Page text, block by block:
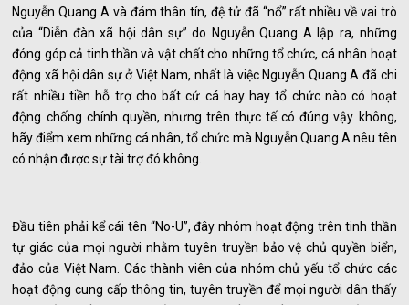
Nguyễn Quang A và đám thân tín, đệ tử đã “nổ” rất nhiều về vai trò
của “Diễn đàn xã hội dân sự” do Nguyễn Quang A lập ra, những
đóng góp cả tinh thần và vật chất cho những tổ chức, cá nhân hoạt
động xã hội dân sự ở Việt Nam, nhất là việc Nguyễn Quang A đã chi
rất nhiều tiền hỗ trợ cho bất cứ cá hay hay tổ chức nào có hoạt
động chống chính quyền, nhưng trên thực tế có đúng vậy không,
hãy điểm xem những cá nhân, tổ chức mà Nguyễn Quang A nêu tên
có nhận được sự tài trợ đó không.
Đầu tiên phải kể cái tên “No-U”, đây nhóm hoạt động trên tinh thần
tự giác của mọi người nhằm tuyên truyền bảo vệ chủ quyền biển,
đảo của Việt Nam. Các thành viên của nhóm chủ yếu tổ chức các
hoạt động cung cấp thông tin, tuyên truyền để mọi người dân thấy